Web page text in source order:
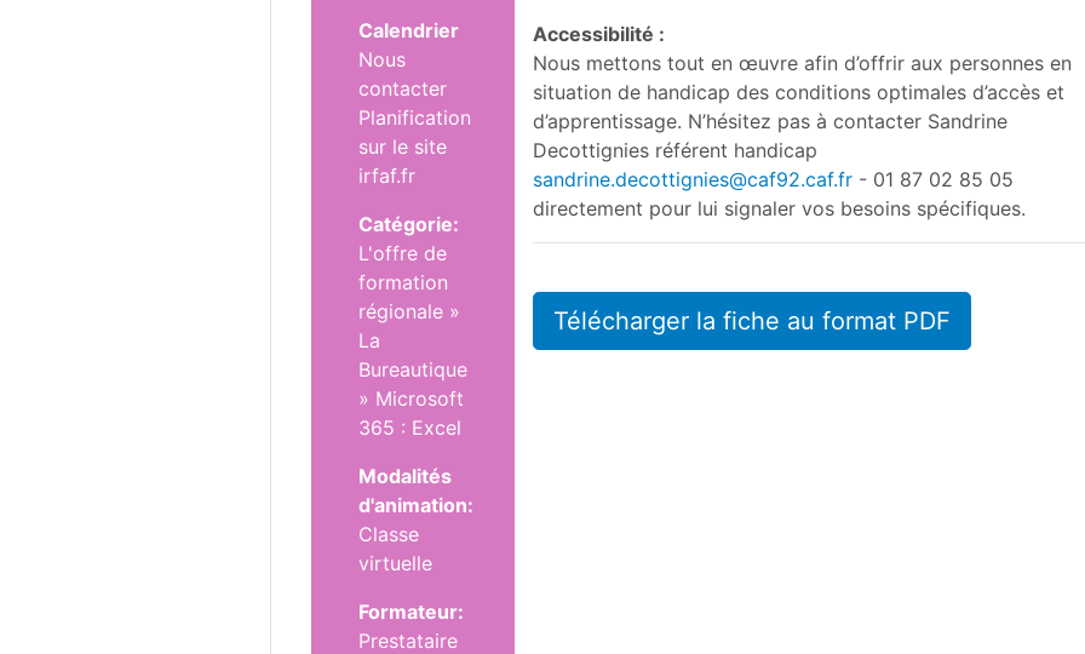
Calendrier
Nous
contacter
Planification
sur le site
irfaf.fr
Catégorie:
L'offre de
formation
régionale »
La
Bureautique
» Microsoft
365 : Excel
Modalités
d'animation:
Classe
virtuelle
Formateur:
Prestataire
Accessibilité :
Nous mettons tout en œuvre afin d’offrir aux personnes en
situation de handicap des conditions optimales d’accès et
d’apprentissage. N’hésitez pas à contacter Sandrine
Decottignies référent handicap
sandrine.decottignies@caf92.caf.fr- 01 87 02 85 05
directement pour lui signaler vos besoins spécifiques.
Télécharger la fiche au format PDF